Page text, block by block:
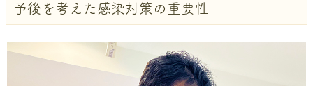
予後を考えた感染対策の重要性